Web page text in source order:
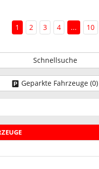
1
2 3 4 ... 10
Schnellsuche
Geparkte Fahrzeuge (0)